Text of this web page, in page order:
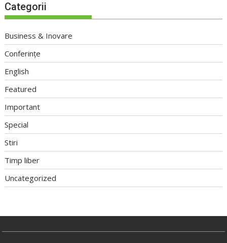
Categorii
Business & Inovare
Conferințe
English
Featured
Important
Special
Stiri
Timp liber
Uncategorized